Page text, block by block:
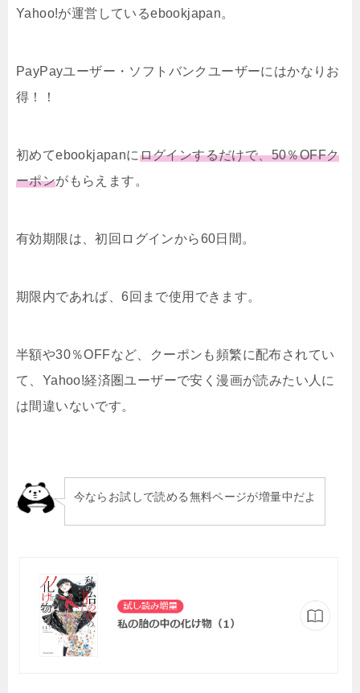
Yahoo!が運営しているebookjapan。
PayPayユーザー・ソフトバンクユーザーにはかなりお
得！！
初めてebookjapanにログインするだけで、50％OFFク
ーポンがもらえます。
有効期限は、初回ログインから60日間。
期限内であれば、6回まで使用できます。
半額や30％OFFなど、クーポンも頻繁に配布されてい
て、Yahoo!経済圏ユーザーで安く漫画が読みたい人に
は間違いないです。
今ならお試しで読める無料ページが増量中だよ